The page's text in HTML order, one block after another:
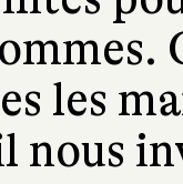
les
nous